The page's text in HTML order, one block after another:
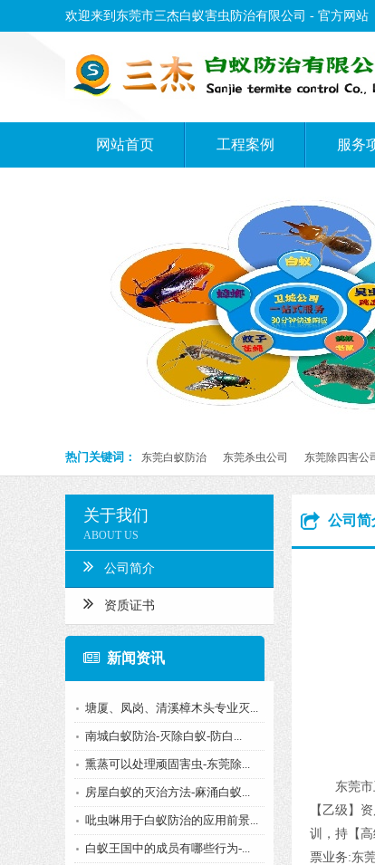
欢迎来到东莞市三杰白蚁害虫防治有限公司 - 官方网站
网站首页 工程案例 服务
热门关键词： 东莞白蚁防治 东莞杀虫公司 东莞除四害公
关于我们
ABOUT US
公司简介
资质证书
新闻资讯
塘厦、凤岗、清溪樟木头专业灭...
南城白蚁防治-灭除白蚁-防白...
熏蒸可以处理顽固害虫-东莞除...
房屋白蚁的灭治方法-麻涌白蚁...
吡虫啉用于白蚁防治的应用前景...
白蚁王国中的成员有哪些行为-...
公司简
东莞
【乙级】
训，持【
票业务:东